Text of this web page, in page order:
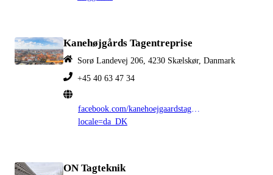
Kanehøjgårds Tagentreprise
Sorø Landevej 206, 4230 Skælskør, Danmark
+45 40 63 47 34
facebook.com/kanehoejgaardstagentreprise/?
locale=da_DK
ON Tagteknik